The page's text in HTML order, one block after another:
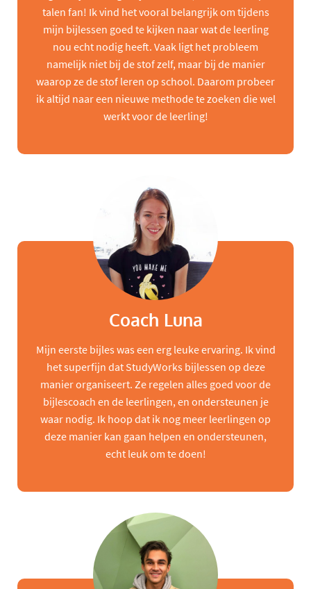
talen fan! Ik vind het vooral belangrijk om tijdens
mijn bijlessen goed te kijken naar wat de leerling
nou echt nodig heeft. Vaak ligt het probleem
namelijk niet bij de stof zelf, maar bij de manier
waarop ze de stof leren op school. Daarom probeer
ik altijd naar een nieuwe methode te zoeken die wel
werkt voor de leerling!
Coach Luna
Mijn eerste bijles was een erg leuke ervaring. Ik vind
het superfijn dat StudyWorks bijlessen op deze
manier organiseert. Ze regelen alles goed voor de
bijlescoach en de leerlingen, en ondersteunen je
waar nodig. Ik hoop dat ik nog meer leerlingen op
deze manier kan gaan helpen en ondersteunen,
echt leuk om te doen!